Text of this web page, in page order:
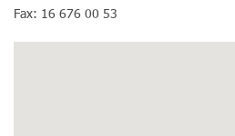
Fax: 16 676 00 53